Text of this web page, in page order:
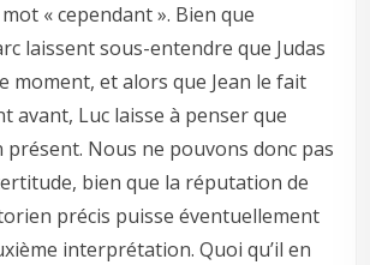
« cependant ». Bien que
laissent sous-entendre que Judas
moment, et alors que Jean le fait
avant, Luc laisse à penser que
présent. Nous ne pouvons donc pas
bien que la réputation de
précis puisse éventuellement
interprétation. Quoi qu’il en